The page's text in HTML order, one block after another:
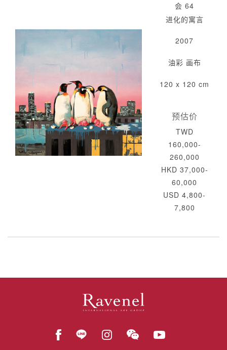
会 64
进化的寓言
2007
油彩 画布
120 x 120 cm
预估价
TWD
160,000-
260,000
HKD 37,000-
60,000
USD 4,800-
7,800